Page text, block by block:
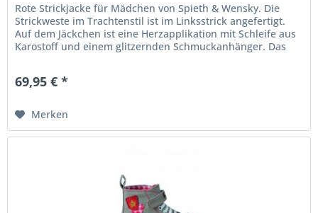
Rote Strickjacke für Mädchen von Spieth & Wensky. Die
Strickweste im Trachtenstil ist im Linksstrick angefertigt.
Auf dem Jäckchen ist eine Herzapplikation mit Schleife aus
Karostoff und einem glitzernden Schmuckanhänger. Das
69,95 € *
Merken